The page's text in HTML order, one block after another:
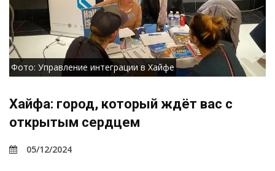
Фото: Управление интеграции в Хайфе
Хайфа: город, который ждёт вас с
открытым сердцем
05/12/2024